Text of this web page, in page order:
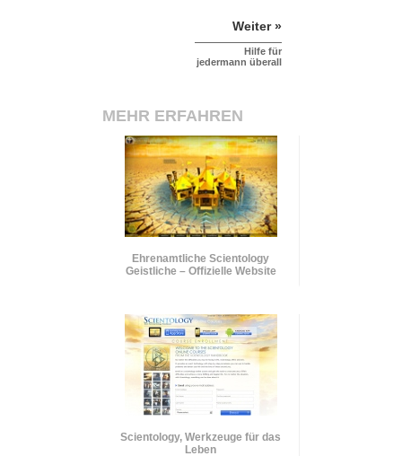
Weiter »
Hilfe für
jedermann überall
MEHR ERFAHREN
Ehrenamtliche Scientology
Geistliche – Offizielle Website
Scientology, Werkzeuge für das
Leben